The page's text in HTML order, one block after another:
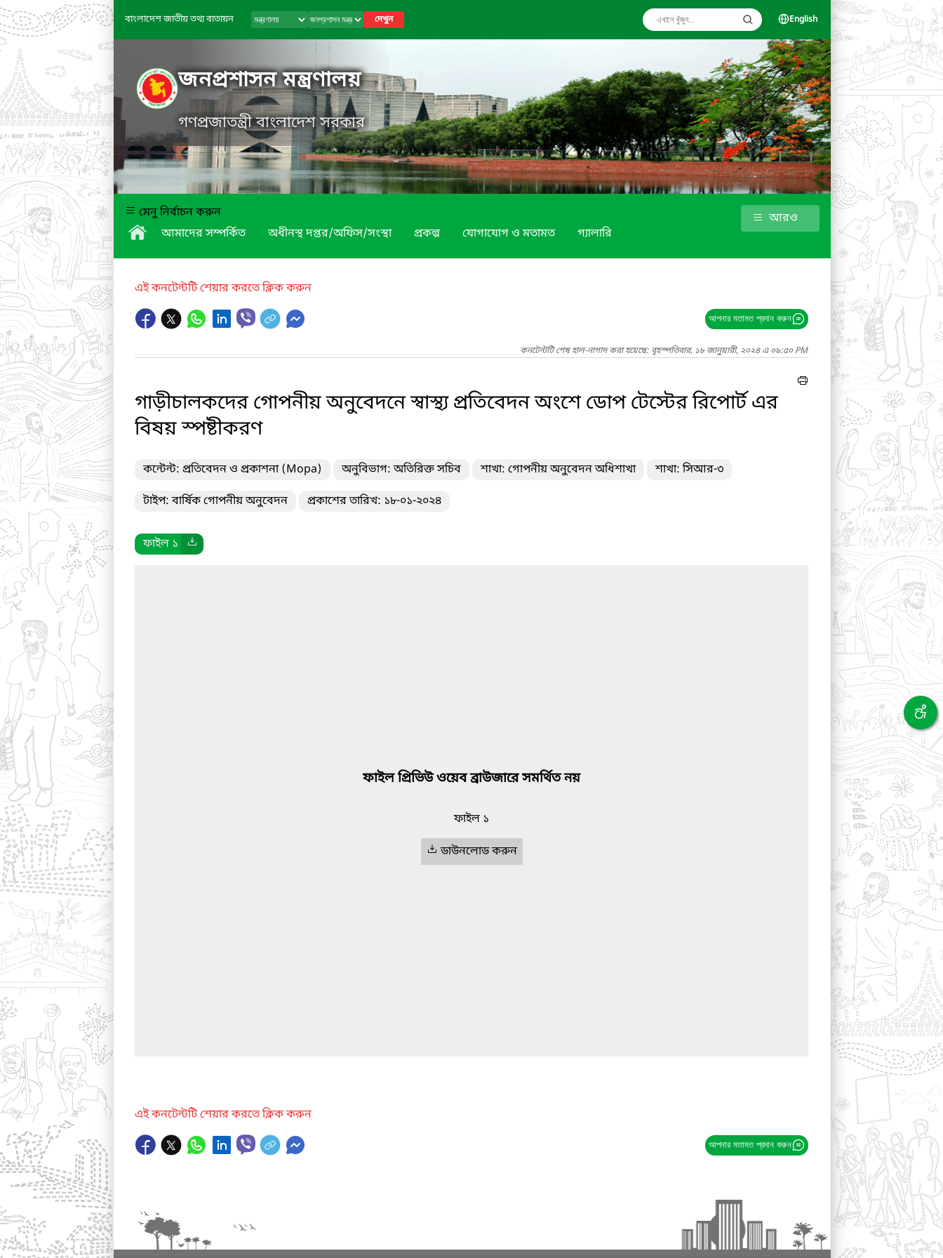
বাংলাদেশ জাতীয় তথ্য বাতায়ন দেখুন English
জনপ্রশাসন মন্ত্রণালয়
গণপ্রজাতন্ত্রী বাংলাদেশ সরকার
মেনু নির্বাচন করুন
আমাদের সম্পর্কিত
অধীনস্থ দপ্তর/অফিস/সংস্থা প্রকল্প যোগাযোগ ও মতামত গ্যালারি
আরও
এই কনটেন্টটি শেয়ার করতে ক্লিক করুন
আপনার মতামত প্রদান করুন
কনটেন্টটি শেষ হাল-নাগাদ করা হয়েছে: বৃহস্পতিবার, ১৮ জানুয়ারী, ২০২৪ এ ০৯:৫০ PM
গাড়ীচালকদের গোপনীয় অনুবেদনে স্বাস্থ্য প্রতিবেদন অংশে ডোপ টেস্টের রিপোর্ট এর
বিষয় স্পষ্টীকরণ
কন্টেন্ট: প্রতিবেদন ও প্রকাশনা (Mopa) অনুবিভাগ: অতিরিক্ত সচিব শাখা: গোপনীয় অনুবেদন অধিশাখা শাখা: সিআর-৩
টাইপ: বার্ষিক গোপনীয় অনুবেদন প্রকাশের তারিখ: ১৮-০১-২০২৪
ফাইল ১
ফাইল প্রিভিউ ওয়েব ব্রাউজারে সমর্থিত নয়
ফাইল ১
ডাউনলোড করুন
এই কনটেন্টটি শেয়ার করতে ক্লিক করুন
আপনার মতামত প্রদান করুন